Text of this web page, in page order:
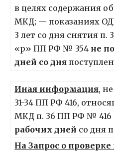
в целях содержания
МКД; — показаниях
3 лет со дня снятия п.
«р» ПП РФ № 354 не
дней со дня
Иная информация,
31-34 ПП РФ 416,
МКД п. 36 ПП РФ № 416
рабочих дней со дня
На Запрос о